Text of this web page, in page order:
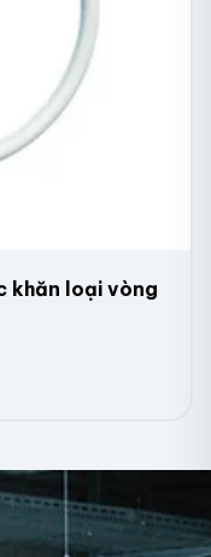
khăn loại vòng